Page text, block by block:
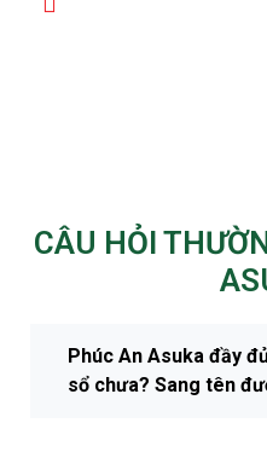
CÂU HỎI
Phúc An Asuka đầy
sổ chưa? Sang tên